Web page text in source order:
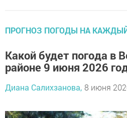
ПРОГНОЗ ПОГОДЫ НА
Какой будет погода в
районе 9 июня 2026
Диана Салихзанова, 8 июня